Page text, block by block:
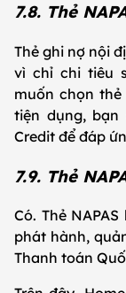
7.8. Thẻ
Thẻ ghi nợ nội
vì chỉ chi tiêu
muốn chọn
tiện dụng,
Credit để đáp
7.9. Thẻ
Có. Thẻ
phát hành,
Thanh toán